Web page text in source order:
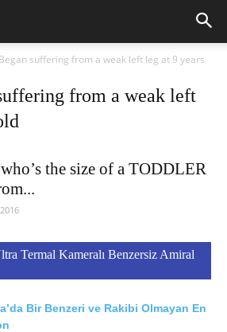
Began suffering from a weak left leg at 9 years
from a weak left
the size of a TODDLER
Termal Kameralı Benzersiz Amiral
Bir Benzeri ve Rakibi Olmayan En